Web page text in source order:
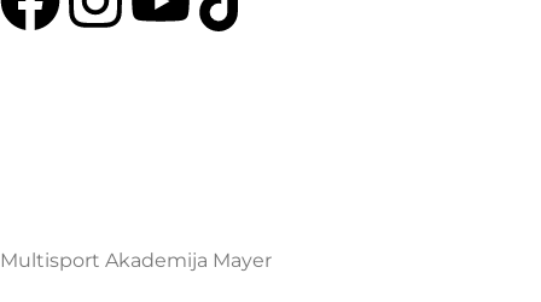
Multisport Akademija Mayer